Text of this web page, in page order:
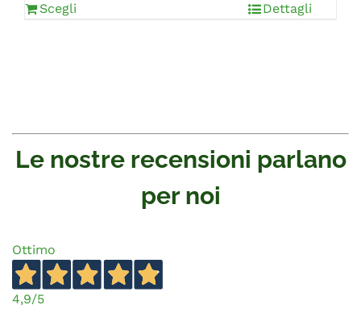
Scegli Dettagli
Le nostre recensioni parlano
per noi
Ottimo
4,9/5